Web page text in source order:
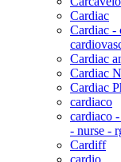
Cardiac
Cardiac -
Cardiac
Cardiac
Cardiac
cardiaco
cardiaco
- nurse -
Cardiff
cardio